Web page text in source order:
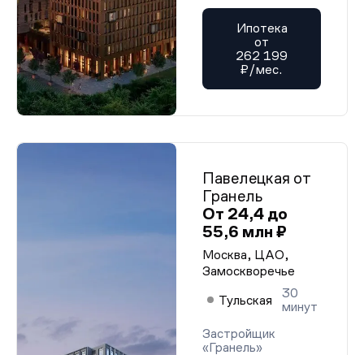
Ипотека
от
262 199
₽/мес.
Павелецкая от
Гранель
От 24,4 до
55,6 млн ₽
Москва, ЦАО,
Замоскворечье
Тульская
30
минут
Застройщик
«Гранель»